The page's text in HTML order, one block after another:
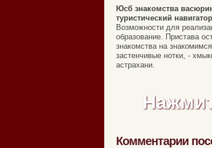
Юсб знакомства
туристический
Возможности для
образование. Пристава
знакомства на
застенчивые нотки, -
астрахани.
Комментарии